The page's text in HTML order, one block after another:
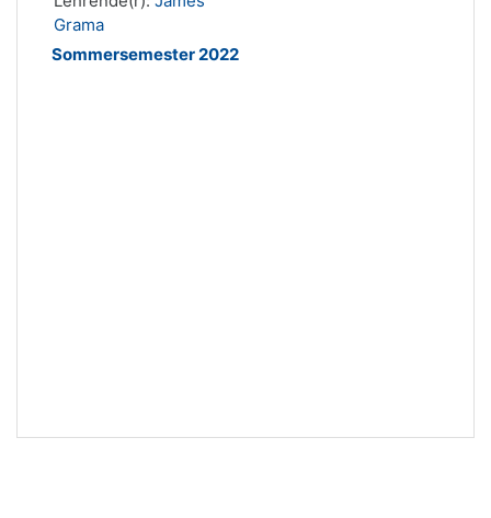
Grama
Sommersemester 2022